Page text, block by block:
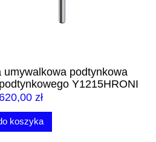
umywalkowa podtynkowa
Y1215HRONI
620,00 zł
koszyka